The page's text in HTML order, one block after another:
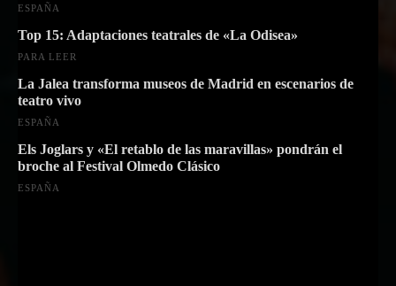
ESPAÑA
Top 15: Adaptaciones teatrales de «La Odisea»
PARA LEER
La Jalea transforma museos de Madrid en escenarios de
teatro vivo
ESPAÑA
Els Joglars y «El retablo de las maravillas» pondrán el
broche al Festival Olmedo Clásico
ESPAÑA